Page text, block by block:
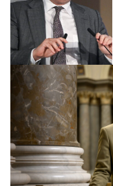
vállalkozások
Magyar cégek